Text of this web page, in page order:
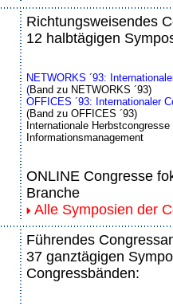
Richtungsweisendes
12 halbtägigen
NETWORKS ´93:
(Band zu NETWORKS ´93)
OFFICES ´93: Internationaler
(Band zu OFFICES ´93)
Internationale
Informationsmanagement
ONLINE Congresse
Branche
Alle Symposien der
Führendes
37 ganztägigen
Congressbänden: